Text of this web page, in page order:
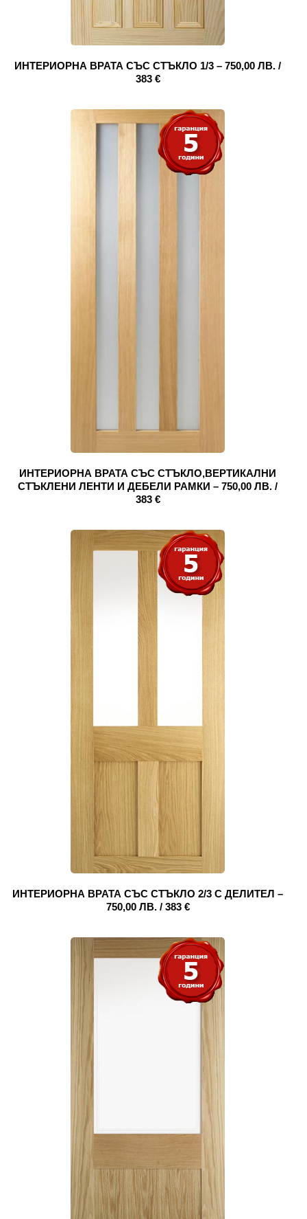
ИНТЕРИОРНА ВРАТА СЪС СТЪКЛО 1/3 – 750,00 ЛВ. /
383 €
ИНТЕРИОРНА ВРАТА СЪС СТЪКЛО,ВЕРТИКАЛНИ
СТЪКЛЕНИ ЛЕНТИ И ДЕБЕЛИ РАМКИ – 750,00 ЛВ. /
383 €
ИНТЕРИОРНА ВРАТА СЪС СТЪКЛО 2/3 С ДЕЛИТЕЛ –
750,00 ЛВ. / 383 €